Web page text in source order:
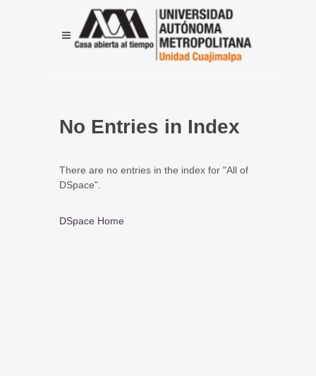
No Entries in Index
There are no entries in the index for "All of
DSpace".
DSpace Home